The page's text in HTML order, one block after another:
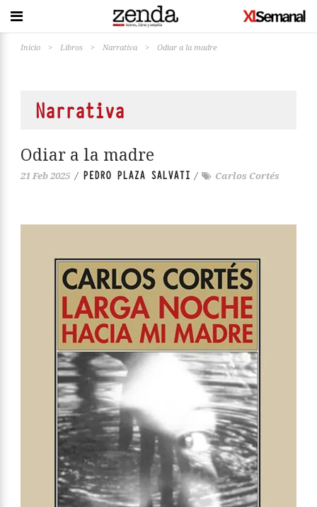
Inicio > Libros > Narrativa > Odiar a la madre
Narrativa
Odiar a la madre
21 Feb 2025 / PEDRO PLAZA SALVATI / Carlos Cortés